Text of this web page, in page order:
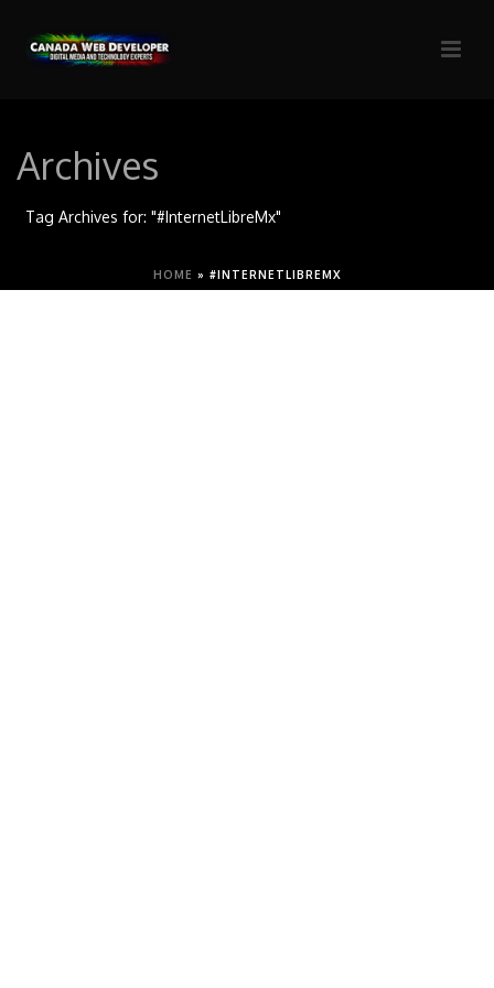
Archives
Tag Archives for: "#InternetLibreMx"
HOME » #INTERNETLIBREMX